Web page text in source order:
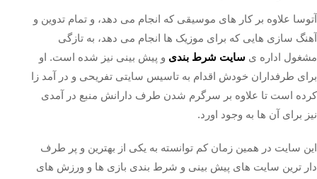
آتوسا علاوه بر کار های موسیقی که انجام می دهد، و تمام تدوین و
آهنگ سازی هایی که برای موزیک ها انجام می دهد، به تازگی
مشغول اداره ی سایت شرط بندی و پیش بینی نیز شده است. او
برای طرفداران خودش اقدام به تاسیس سایتی تفریحی و در آمد زا
کرده است تا علاوه بر سرگرم شدن طرف دارانش منبع در آمدی
نیز برای آن ها به وجود اورد.
این سایت در همین زمان کم توانسته به یکی از بهترین و پر طرف
دار ترین سایت های پیش بینی و شرط بندی بازی ها و ورزش های